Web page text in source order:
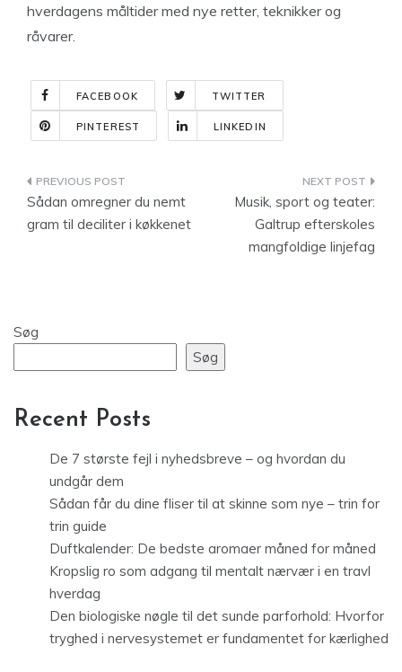
hverdagens måltider med nye retter, teknikker og
råvarer.
FACEBOOK TWITTER
PINTEREST LINKEDIN
Indlægsnavigation
Sådan omregner du nemt
gram til deciliter i køkkenet
Musik, sport og teater:
Galtrup efterskoles
mangfoldige linjefag
Søg
Søg
Recent Posts
De 7 største fejl i nyhedsbreve – og hvordan du
undgår dem
Sådan får du dine fliser til at skinne som nye – trin for
trin guide
Duftkalender: De bedste aromaer måned for måned
Kropslig ro som adgang til mentalt nærvær i en travl
hverdag
Den biologiske nøgle til det sunde parforhold: Hvorfor
tryghed i nervesystemet er fundamentet for kærlighed